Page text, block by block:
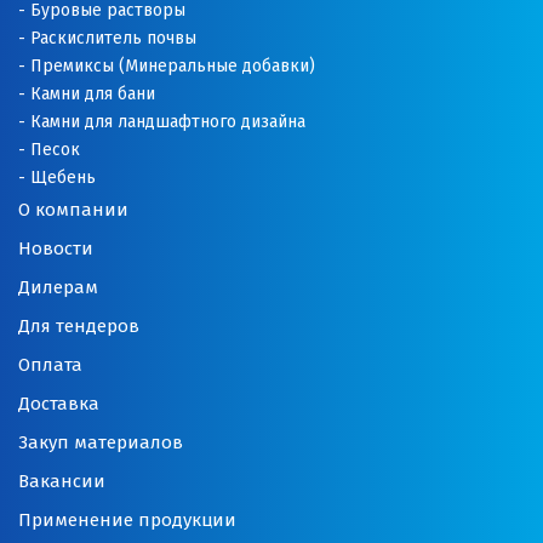
Оренбург
Орехово-Зуево
П
Павловский Посад
Пенза
Пермь
Походилова
Псков
О компании
Новости
Дилерам
Для тендеров
Оплата
Доставка
Закуп материалов
Вакансии
Применение продукции
Буровые растворы
Раскислитель почвы
Премиксы (Минеральные добавки)
Камни для бани
Камни для ландшафтного дизайна
Песок
Щебень